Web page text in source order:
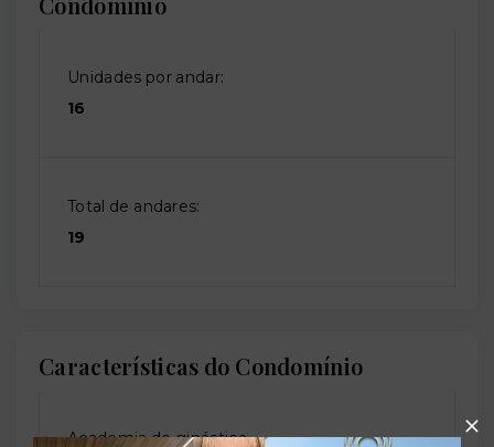
Unidades por andar:
16
Total de andares:
19
Características do Condomínio
Academia de ginástica